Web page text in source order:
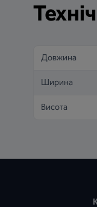
Довжина
Ширина
Висота